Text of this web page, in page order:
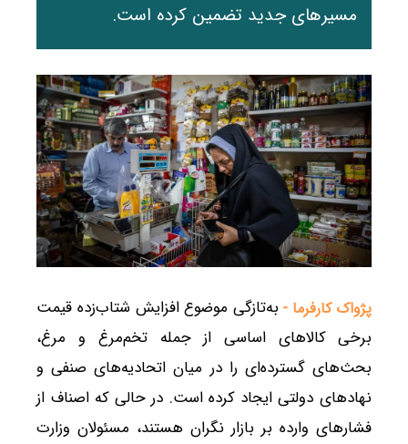
مسیرهای جدید تضمین کرده است.
پژواک کارفرما - به‌تازگی موضوع افزایش شتاب‌زده قیمت
برخی کالاهای اساسی از جمله تخم‌مرغ و مرغ،
بحث‌های گسترده‌ای را در میان اتحادیه‌های صنفی و
نهادهای دولتی ایجاد کرده است. در حالی که اصناف از
فشارهای وارده بر بازار نگران هستند، مسئولان وزارت